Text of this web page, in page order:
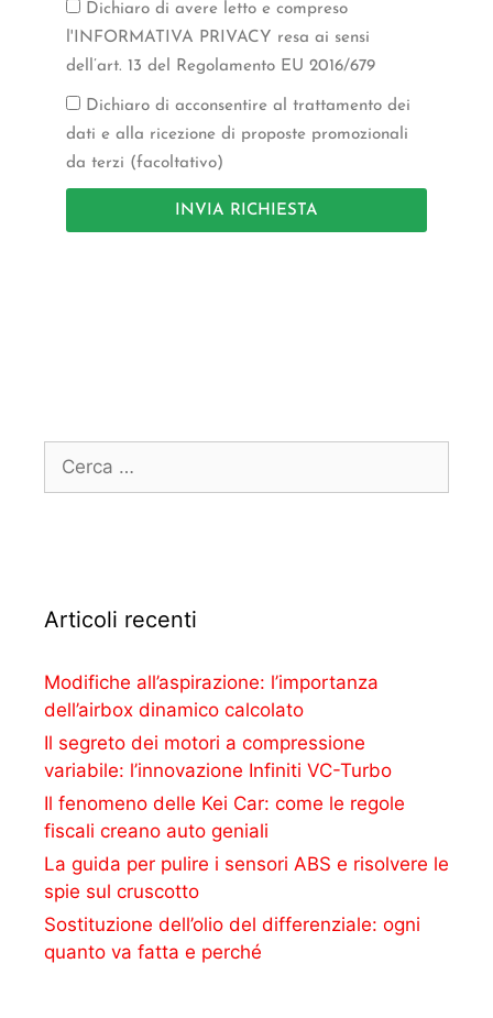
Dichiaro di avere letto e compreso
l'INFORMATIVA PRIVACY resa ai sensi
dell’art. 13 del Regolamento EU 2016/679
Dichiaro di acconsentire al trattamento dei
dati e alla ricezione di proposte promozionali
da terzi (facoltativo)
INVIA RICHIESTA
Articoli recenti
Modifiche all’aspirazione: l’importanza
dell’airbox dinamico calcolato
Il segreto dei motori a compressione
variabile: l’innovazione Infiniti VC-Turbo
Il fenomeno delle Kei Car: come le regole
fiscali creano auto geniali
La guida per pulire i sensori ABS e risolvere le
spie sul cruscotto
Sostituzione dell’olio del differenziale: ogni
quanto va fatta e perché